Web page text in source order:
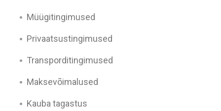
Müügitingimused
Privaatsustingimused
Transporditingimused
Maksevõimalused
Kauba tagastus